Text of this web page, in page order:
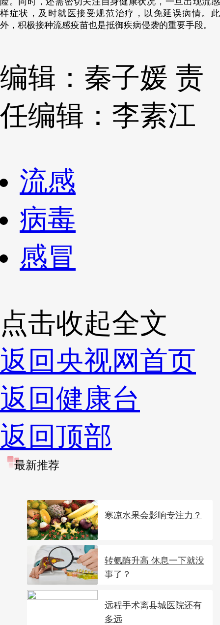
样症状，及时就医接受规范治疗，以免延误病情。此
外，积极接种流感疫苗也是抵御疾病侵袭的重要手段。
编辑：秦子媛 责
任编辑：李素江
流感
病毒
感冒
点击收起全文
返回央视网首页
返回健康台
返回顶部
最新推荐
寒凉水果会影响专注力？
转氨酶升高 休息一下就没
事了？
远程手术离县城医院还有
多远